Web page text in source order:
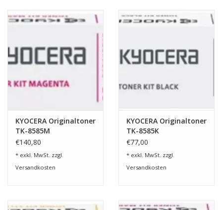
KYOCERA Originaltoner
TK-8585M
€140,80
* exkl. MwSt. zzgl.
Versandkosten
KYOCERA Originaltoner
TK-8585K
€77,00
* exkl. MwSt. zzgl.
Versandkosten